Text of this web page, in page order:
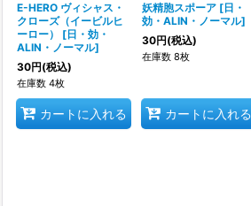
E-HERO ヴィシャス・
クローズ（イービルヒ
ーロー）
[日・効・
ALIN・ノーマル]
30円(税込)
在庫数 4枚
カートに入れる
妖精胞スポーア [日・
効・ALIN・ノーマル]
30円(税込)
在庫数 8枚
カートに入れる